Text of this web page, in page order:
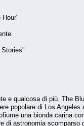
Hour"
e qualcosa di più. The
popolare di Los
una bionda carina
di astronomia